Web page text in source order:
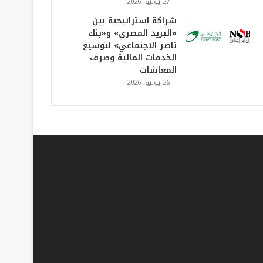
شراكة استراتيجية بين
«البريد المصري» و«بنك
ناصر الاجتماعي» لتوسيع
الخدمات المالية وصرف
المعاشات
26 يوليو، 2026